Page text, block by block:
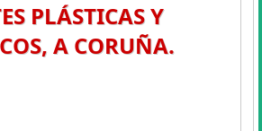
PLÁSTICAS Y
A CORUÑA.